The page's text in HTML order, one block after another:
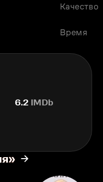
Качество
Время
6.2 IMDb